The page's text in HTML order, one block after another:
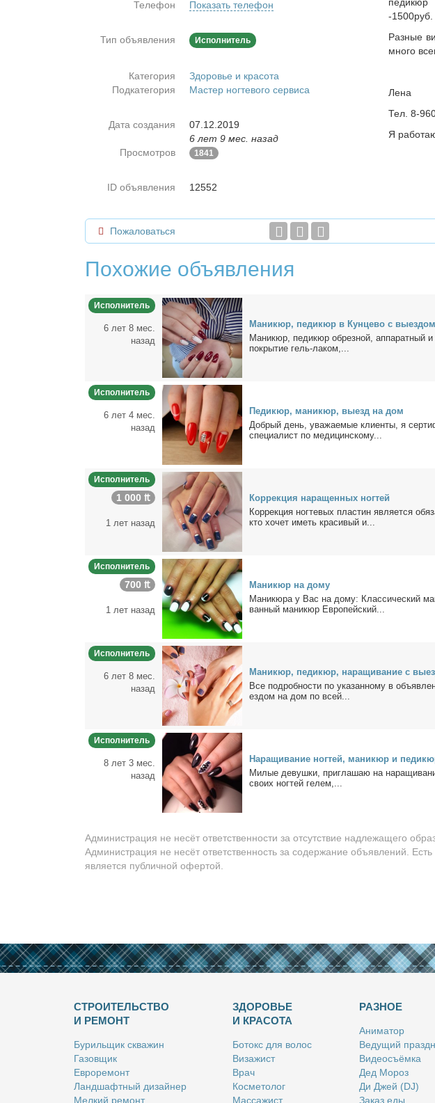
-1500руб.
Разные
много
Лена
Тел. 8-
Я
Телефон Показать телефон
Тип объявления Исполнитель
Категория
Здоровье и красота
Подкатегория
Мастер ногтевого сервиса
Дата создания
07.12.2019
6 лет 9 мес. назад
Просмотров
1841
ID объявления 12552
Пожаловаться
Похожие объявления
Исполнитель
6 лет 8 мес.
назад
Ма­ни­кюр, пе­ди­кюр в Кун­це­во с
Ма­ни­кюр, пе­ди­кюр об­рез­ной, ап­па­рат­ный
по­кры­тие гель-ла­ком,...
Исполнитель
6 лет 4 мес.
назад
Пе­ди­кюр, ма­ни­кюр, вы­езд на дом
Доб­рый день, ува­жа­е­мые кли­ен­ты, я
спе­ци­а­лист по ме­ди­цин­ско­му...
Исполнитель
1 000 ₶
1 лет назад
Кор­рек­ция на­ра­щен­ных ног­тей
Кор­рек­ция ног­те­вых пла­стин яв­ля­ет­ся
кто хо­чет иметь кра­си­вый и...
Исполнитель
700 ₶
1 лет назад
Ма­ни­кюр на до­му
Ма­ни­кю­ра у Вас на до­му: Клас­си­че­ский
ван­ный ма­ни­кюр Ев­ро­пей­ский...
Исполнитель
6 лет 8 мес.
назад
Ма­ни­кюр, пе­ди­кюр, на­ра­щи­ва­ние с
Все по­дроб­но­сти по ука­зан­но­му в
ез­дом на дом по всей...
Исполнитель
8 лет 3 мес.
назад
На­ра­щи­ва­ние ног­тей, ма­ни­кюр и
Ми­лые де­вуш­ки, при­гла­шаю на
сво­их ног­тей ге­лем,...
Администрация не несёт ответственности за отсутствие надлежащего
Администрация не несёт ответственность за содержание объявлений.
является публичной офертой.
СТРОИТЕЛЬСТВО
И РЕМОНТ
Бу­риль­щик сква­жин
Га­зов­щик
Ев­ро­ре­монт
Ланд­шафт­ный ди­зай­нер
Мел­кий ре­монт
ЗДОРОВЬЕ
И КРАСОТА
Бо­токс для во­лос
Ви­за­жист
Врач
Кос­ме­то­лог
Мас­са­жист
РАЗНОЕ
Ани­ма­тор
Ве­ду­щий
Ви­део­съём­ка
Дед Мо­роз
Ди Джей (DJ)
За­каз еды